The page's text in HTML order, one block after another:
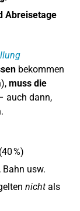
Abreisetage
bekommen
muss die
auch dann,
%)
usw.
nicht als